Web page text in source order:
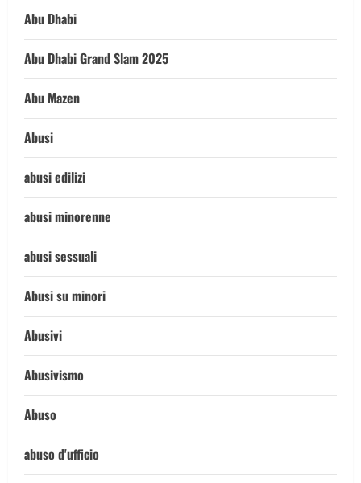
Abu Dhabi
Abu Dhabi Grand Slam 2025
Abu Mazen
Abusi
abusi edilizi
abusi minorenne
abusi sessuali
Abusi su minori
Abusivi
Abusivismo
Abuso
abuso d'ufficio